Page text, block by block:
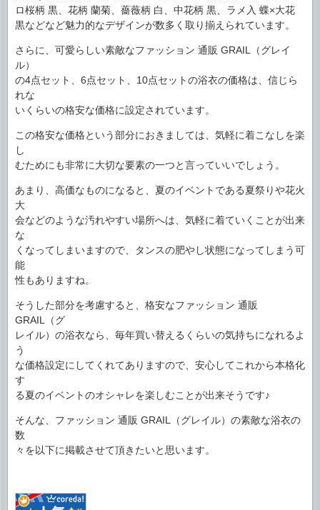
ロ桜柄 黒、花柄 蘭菊、薔薇柄 白、中花柄 黒、ラメ入 蝶×大花
黒などなど魅力的なデザインが数多く取り揃えられています。
さらに、可愛らしい素敵なファッション 通販 GRAIL（グレイ
ル）
の4点セット、6点セット、10点セットの浴衣の価格は、信じら
れな
いくらいの格安な価格に設定されています。
この格安な価格という部分におきましては、気軽に着こなしを楽
し
むためにも非常に大切な要素の一つと言っていいでしょう。
あまり、高価なものになると、夏のイベントである夏祭りや花火
大
会などのような汚れやすい場所へは、気軽に着ていくことが出来
な
くなってしまいますので、タンスの肥やし状態になってしまう可
能
性もありますね。
そうした部分を考慮すると、格安なファッション 通販
GRAIL（グ
レイル）の浴衣なら、毎年買い替えるくらいの気持ちになれるよ
う
な価格設定にしてくれてありますので、安心してこれから本格化
す
る夏のイベントのオシャレを楽しむことが出来そうです♪
そんな、ファッション 通販 GRAIL（グレイル）の素敵な浴衣の
数
々を以下に掲載させて頂きたいと思います。